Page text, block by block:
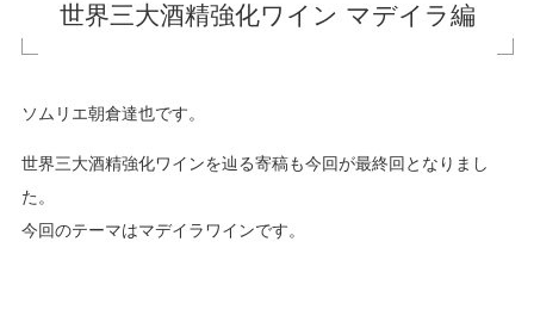
世界三大酒精強化ワイン マデイラ編
ソムリエ朝倉達也です。
世界三大酒精強化ワインを辿る寄稿も今回が最終回となりまし
た。
今回のテーマはマデイラワインです。